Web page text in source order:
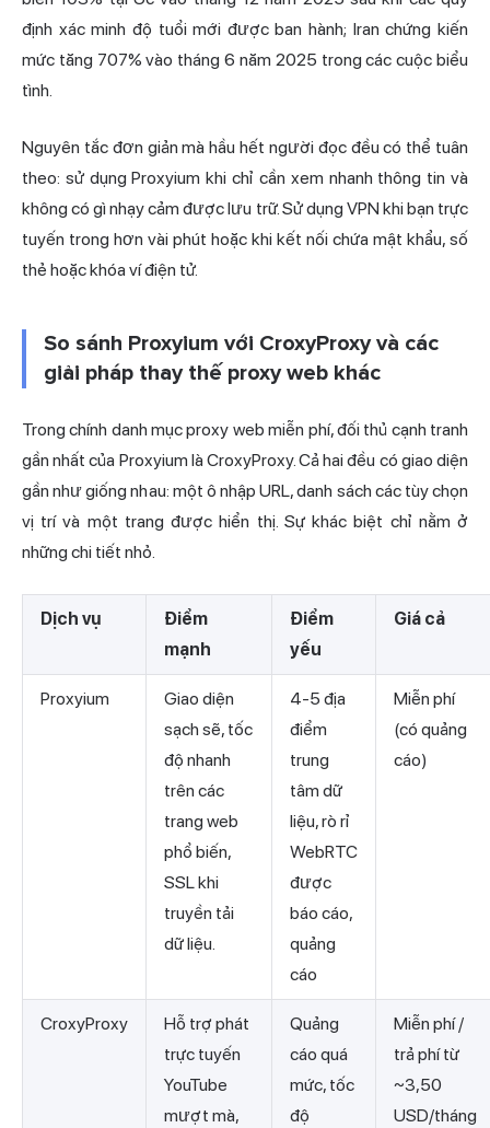
định xác minh độ tuổi mới được ban hành; Iran chứng kiến
mức tăng 707% vào tháng 6 năm 2025 trong các cuộc biểu
tình.
Nguyên tắc đơn giản mà hầu hết người đọc đều có thể tuân
theo: sử dụng Proxyium khi chỉ cần xem nhanh thông tin và
không có gì nhạy cảm được lưu trữ. Sử dụng VPN khi bạn trực
tuyến trong hơn vài phút hoặc khi kết nối chứa mật khẩu, số
thẻ hoặc khóa ví điện tử.
So sánh Proxyium với CroxyProxy và các
giải pháp thay thế proxy web khác
Trong chính danh mục proxy web miễn phí, đối thủ cạnh tranh
gần nhất của Proxyium là CroxyProxy. Cả hai đều có giao diện
gần như giống nhau: một ô nhập URL, danh sách các tùy chọn
vị trí và một trang được hiển thị. Sự khác biệt chỉ nằm ở
những chi tiết nhỏ.
Dịch vụ
Điểm
mạnh
Điểm
yếu
Giá cả
Proxyium
Giao diện
sạch sẽ, tốc
độ nhanh
trên các
trang web
phổ biến,
SSL khi
truyền tải
dữ liệu.
4-5 địa
điểm
trung
tâm dữ
liệu, rò rỉ
WebRTC
được
báo cáo,
quảng
cáo
Miễn phí
(có quảng
cáo)
CroxyProxy
Hỗ trợ phát
trực tuyến
YouTube
mượt mà,
Quảng
cáo quá
mức, tốc
độ
Miễn phí /
trả phí từ
~3,50
USD/tháng